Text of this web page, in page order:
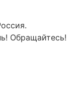
Обращайтесь!